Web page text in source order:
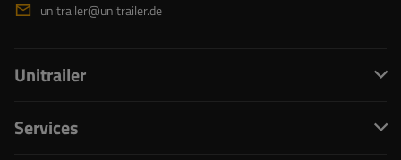
unitrailer@unitrailer.de
Unitrailer
Services